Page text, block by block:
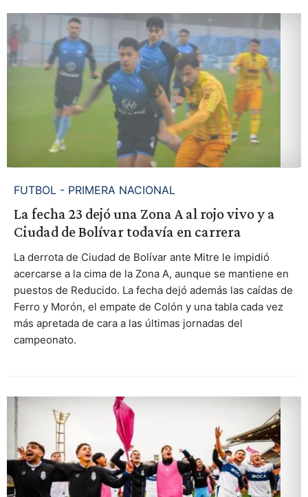
FUTBOL - PRIMERA NACIONAL
La fecha 23 dejó una Zona A al rojo vivo y a
Ciudad de Bolívar todavía en carrera
La derrota de Ciudad de Bolívar ante Mitre le impidió
acercarse a la cima de la Zona A, aunque se mantiene en
puestos de Reducido. La fecha dejó además las caídas de
Ferro y Morón, el empate de Colón y una tabla cada vez
más apretada de cara a las últimas jornadas del
campeonato.